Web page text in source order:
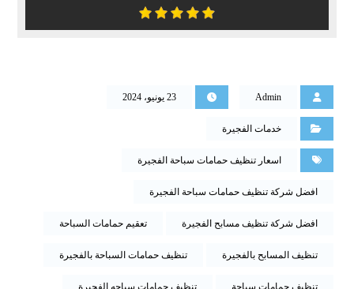
Admin 23 يونيو، 2024
خدمات الفجيرة
اسعار تنظيف حمامات سباحة الفجيرة
افضل شركة تنظيف حمامات سباحة الفجيرة
افضل شركة تنظيف مسابح الفجيرة تعقيم حمامات السباحة
تنظيف المسابح بالفجيرة تنظيف حمامات السباحة بالفجيرة
تنظيف حمامات سباحة تنظيف حمامات سباحه الفجيرة